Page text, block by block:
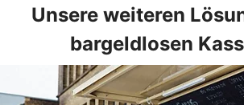
Unsere weiteren
bargeldlosen